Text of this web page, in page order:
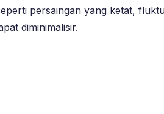
persaingan yang ketat,
diminimalisir.